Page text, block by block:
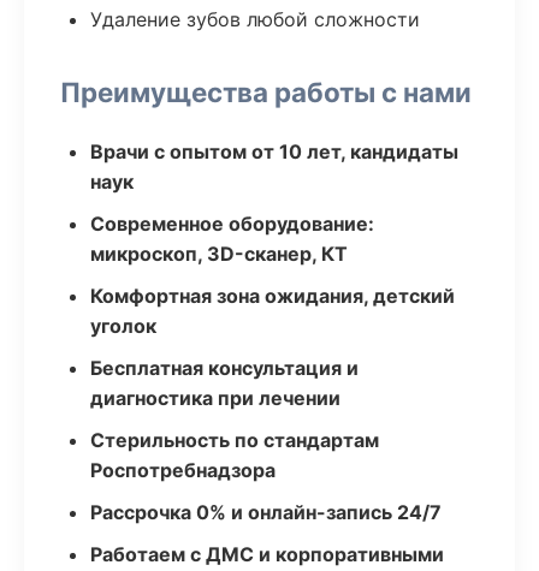
Удаление зубов любой сложности
Преимущества работы с нами
Врачи с опытом от 10 лет, кандидаты
наук
Современное оборудование:
микроскоп, 3D-сканер, КТ
Комфортная зона ожидания, детский
уголок
Бесплатная консультация и
диагностика при лечении
Стерильность по стандартам
Роспотребнадзора
Рассрочка 0% и онлайн-запись 24/7
Работаем с ДМС и корпоративными